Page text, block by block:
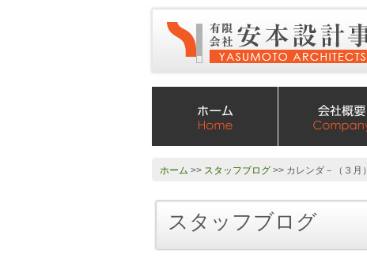
ホーム >> スタッフブログ >> カレンダ－（３月）
スタッフブログ